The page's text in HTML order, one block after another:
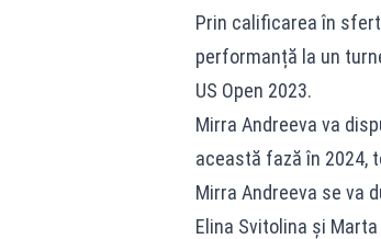
Prin calificarea în
performanță la un
US Open 2023.
Mirra Andreeva va
această fază în 2024,
Mirra Andreeva se va
Elina Svitolina și